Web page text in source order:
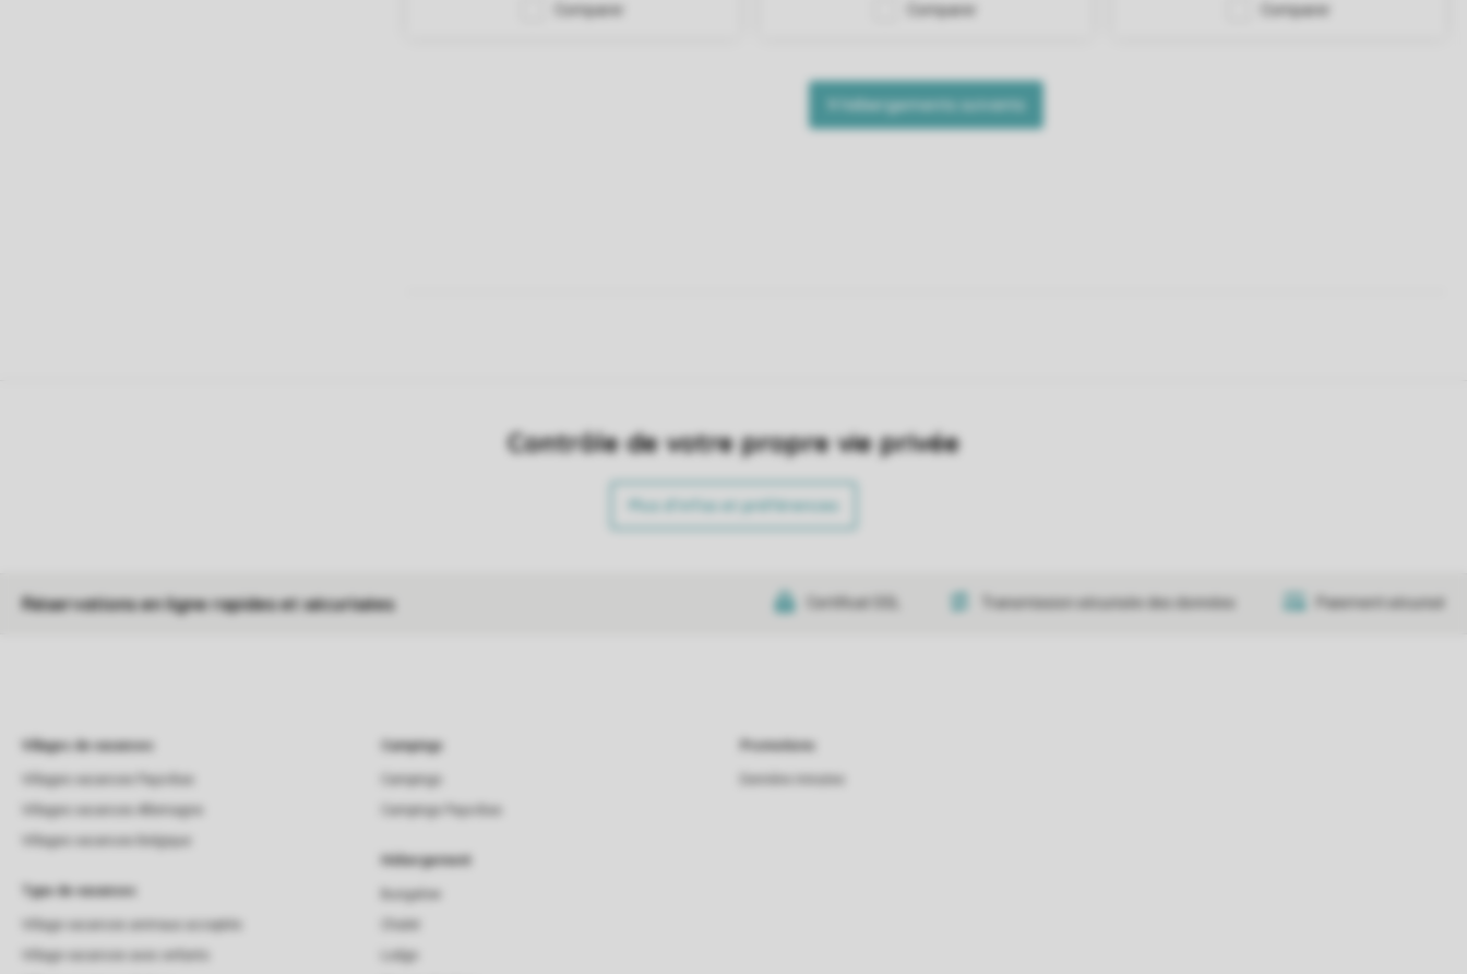
Contrôle de votre propre vie privée
Plus d’infos et préférences
Réservations en ligne rapides et sécurisées Certificat SSL Transmission sécurisée des données Paiement sécurisé
Villages de vacances
Villages vacances Pays-Bas
Villages vacances Allemagne
Villages vacances Belgique
Type de vacances
Village vacances animaux acceptés
Village vacances avec enfants
Campings
Campings
Campings Pays-Bas
Hébergement
Bungalow
Lodge
Promotions